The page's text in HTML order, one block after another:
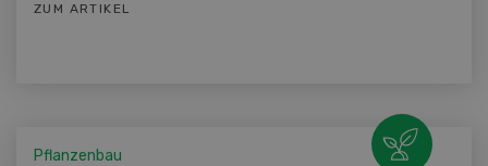
ZUM ARTIKEL
Pflanzenbau